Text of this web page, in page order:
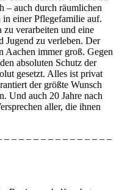
– auch durch räumlichen
in einer Pflegefamilie auf.
zu verarbeiten und eine
Jugend zu verleben. Der
Aachen immer groß. Gegen
absoluten Schutz der
gesetzt. Alles ist privat
der größte Wunsch
Und auch 20 Jahre nach
aller, die ihnen
– – – – – – – – – – – – – – –